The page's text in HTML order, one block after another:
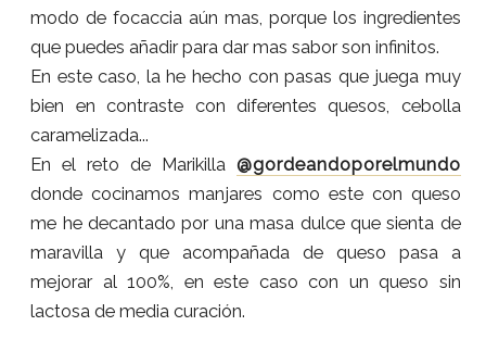
modo de focaccia aún mas, porque los ingredientes
que puedes añadir para dar mas sabor son infinitos.
En este caso, la he hecho con pasas que juega muy
bien en contraste con diferentes quesos, cebolla
caramelizada...
En el reto de Marikilla @gordeandoporelmundo
donde cocinamos manjares como este con queso
me he decantado por una masa dulce que sienta de
maravilla y que acompañada de queso pasa a
mejorar al 100%, en este caso con un queso sin
lactosa de media curación.